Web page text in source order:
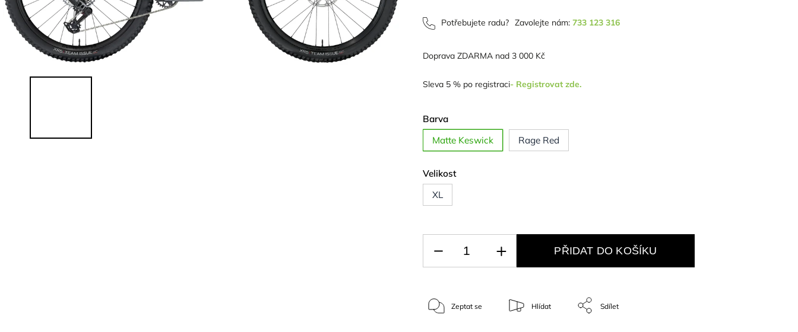
Potřebujete radu? Zavolejte nám:733 123 316
Doprava ZDARMA nad 3 000 Kč
Sleva 5 % po registraci- Registrovat zde.
Barva
Matte Keswick
Rage Red
Velikost
XL
PŘIDAT DO KOŠÍKU
Zeptat se Hlídat Sdílet